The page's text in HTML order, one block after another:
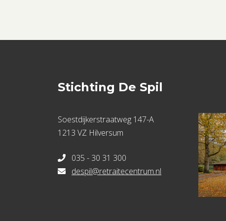
Stichting De Spil
Soestdijkerstraatweg 147-A
1213 VZ Hilversum
035 - 30 31 300
despil@retraitecentrum.nl